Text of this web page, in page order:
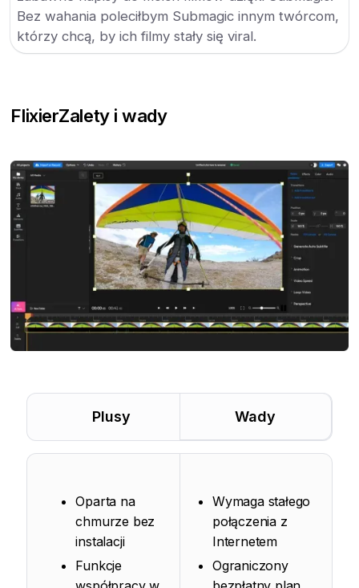
Bez wahania poleciłbym Submagic innym twórcom,
którzy chcą, by ich filmy stały się viral.
FlixierZalety i wady
Plusy Wady
Oparta na
chmurze bez
instalacji
Funkcje
Wymaga stałego
połączenia z
Internetem
Ograniczony